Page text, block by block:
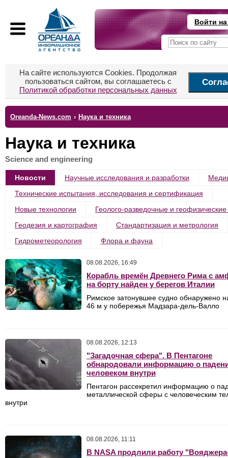
Войти
На сайте используются Cookies. Продолжая
пользоваться сайтом, вы соглашаетесь с
Политикой обработки персональных данных
Oreanda-News.com › Наука и техника
Наука и техника
Science and engineering
Новости Научные исследования и разработки
Технические испытания, исследования и сертификация
Новые технологии
Геолого-разведочные и
Геодезия и картография
Стандартизация и метрология
Гидрометеорология
Флора и фауна
08.08.2026, 16:49
Корабль времён Древнего Рима с
на борту найден у берегов Италии
Римское затонувшее судно обнаружено
46 м у побережья Мадзара-дель-Валло
08.08.2026, 12:13
"Загадочная сфера". В Пентагоне
обнародовали информацию о
человеком внутри
Пентагон рассекретил информацию о
металлической сферы с человеческим
внутри
08.08.2026, 11:11
В NASA продлили работу